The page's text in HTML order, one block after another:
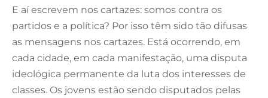
E aí escrevem nos cartazes: somos contra os
partidos e a política? Por isso têm sido tão difusas
as mensagens nos cartazes. Está ocorrendo, em
cada cidade, em cada manifestação, uma disputa
ideológica permanente da luta dos interesses de
classes. Os jovens estão sendo disputados pelas